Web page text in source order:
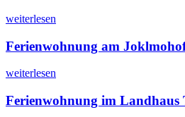
weiterlesen
Ferienwohnung am
weiterlesen
Ferienwohnung im Landhaus